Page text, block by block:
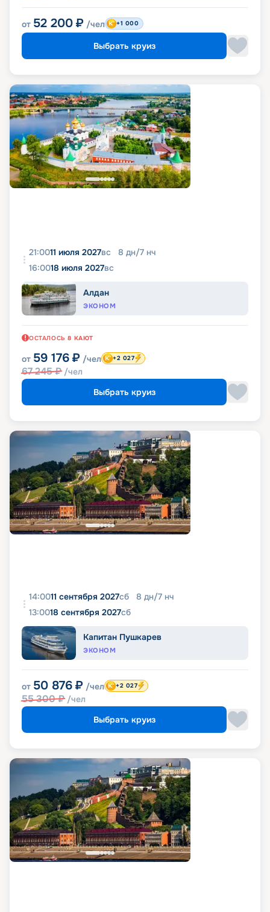
от 52 200 ₽ /чел +1 000
Выбрать круиз
21:0011 июля 2027вс 8 дн/7 нч
16:0018 июля 2027вс
Алдан
ЭКОНОМ
ОСТАЛОСЬ 8 КАЮТ
от 59 176 ₽ /чел
67 245₽ /чел
+2 027
Выбрать круиз
14:0011 сентября 2027сб 8 дн/7 нч
13:0018 сентября 2027сб
Капитан Пушкарев
ЭКОНОМ
от 50 876 ₽ /чел
55 300₽ /чел
+2 027
Выбрать круиз